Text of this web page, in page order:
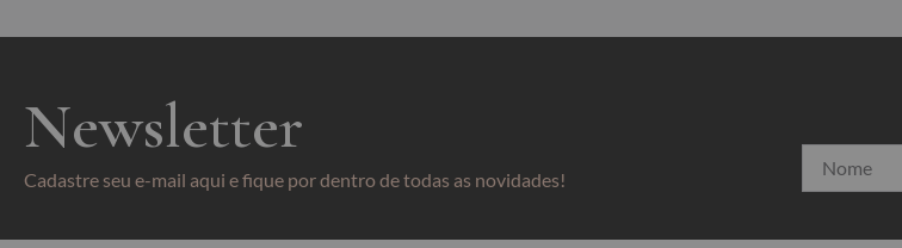
Newsletter
Cadastre seu e-mail aqui e fique por dentro de todas as novidades!